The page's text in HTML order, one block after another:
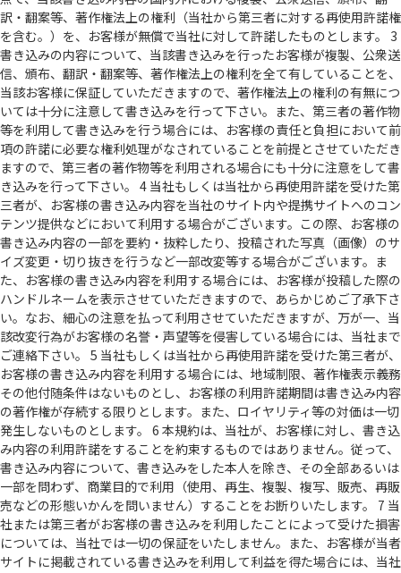
訳・翻案等、著作権法上の権利（当社から第三者に対する再使用許諾権
を含む。）を、お客様が無償で当社に対して許諾したものとします。 3
書き込みの内容について、当該書き込みを行ったお客様が複製、公衆送
信、頒布、翻訳・翻案等、著作権法上の権利を全て有していることを、
当該お客様に保証していただきますので、著作権法上の権利の有無につ
いては十分に注意して書き込みを行って下さい。また、第三者の著作物
等を利用して書き込みを行う場合には、お客様の責任と負担において前
項の許諾に必要な権利処理がなされていることを前提とさせていただき
ますので、第三者の著作物等を利用される場合にも十分に注意をして書
き込みを行って下さい。 4 当社もしくは当社から再使用許諾を受けた第
三者が、お客様の書き込み内容を当社のサイト内や提携サイトへのコン
テンツ提供などにおいて利用する場合がございます。この際、お客様の
書き込み内容の一部を要約・抜粋したり、投稿された写真（画像）のサ
イズ変更・切り抜きを行うなど一部改変等する場合がございます。ま
た、お客様の書き込み内容を利用する場合には、お客様が投稿した際の
ハンドルネームを表示させていただきますので、あらかじめご了承下さ
い。なお、細心の注意を払って利用させていただきますが、万が一、当
該改変行為がお客様の名誉・声望等を侵害している場合には、当社まで
ご連絡下さい。 5 当社もしくは当社から再使用許諾を受けた第三者が、
お客様の書き込み内容を利用する場合には、地域制限、著作権表示義務
その他付随条件はないものとし、お客様の利用許諾期間は書き込み内容
の著作権が存続する限りとします。また、ロイヤリティ等の対価は一切
発生しないものとします。 6 本規約は、当社が、お客様に対し、書き込
み内容の利用許諾をすることを約束するものではありません。従って、
書き込み内容について、書き込みをした本人を除き、その全部あるいは
一部を問わず、商業目的で利用（使用、再生、複製、複写、販売、再販
売などの形態いかんを問いません）することをお断りいたします。 7 当
社または第三者がお客様の書き込みを利用したことによって受けた損害
については、当社では一切の保証をいたしません。また、お客様が当者
サイトに掲載されている書き込みを利用して利益を得た場合には、当社